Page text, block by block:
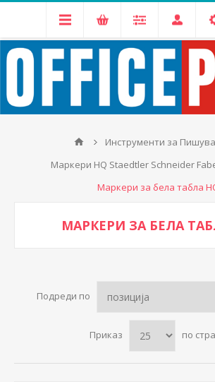
Инструменти за
Маркери HQ Staedtler Schneider
Маркери за бела табла
МАРКЕРИ ЗА БЕЛА
Подреди по
Приказ по